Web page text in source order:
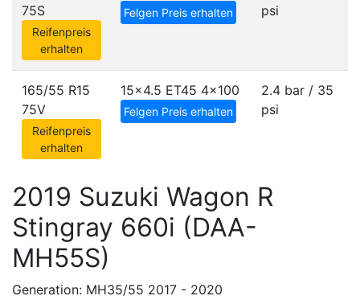
75S
Reifenpreis
erhalten
Felgen Preis erhalten
psi
165/55 R15
75V
Reifenpreis
erhalten
15x4.5 ET45 4x100
Felgen Preis erhalten
2.4 bar / 35
psi
2019 Suzuki Wagon R
Stingray 660i (DAA-
MH55S)
Generation: MH35/55 2017 - 2020